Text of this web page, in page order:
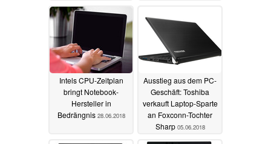
Intels CPU-Zeitplan
bringt Notebook-
Hersteller in
Bedrängnis 28.06.2018
Ausstieg aus dem PC-
Geschäft: Toshiba
verkauft Laptop-Sparte
an Foxconn-Tochter
Sharp 05.06.2018